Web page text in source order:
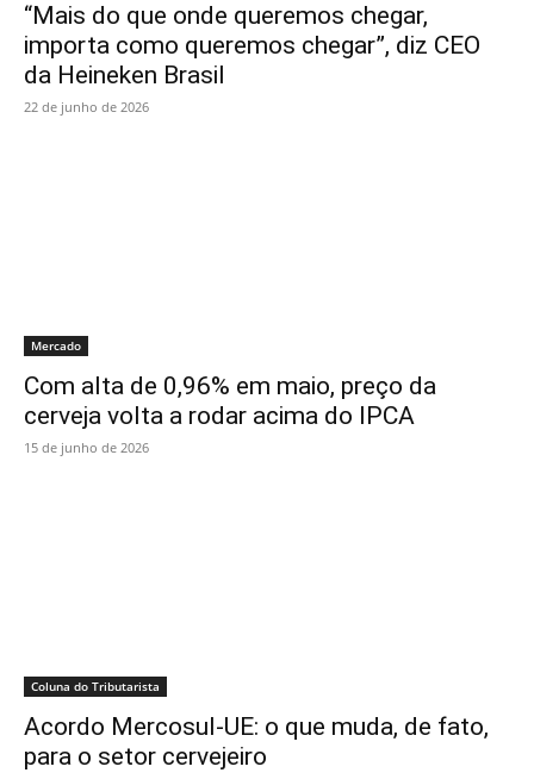
“Mais do que onde queremos chegar,
importa como queremos chegar”, diz CEO
da Heineken Brasil
22 de junho de 2026
Mercado
Com alta de 0,96% em maio, preço da
cerveja volta a rodar acima do IPCA
15 de junho de 2026
Coluna do Tributarista
Acordo Mercosul-UE: o que muda, de fato,
para o setor cervejeiro